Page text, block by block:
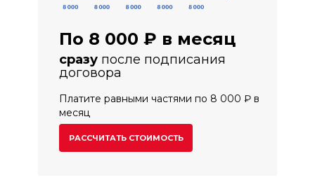
РАССЧИТАТЬ СТОИМОСТЬ
Платите равными частями по 8 000 ₽ в
месяц
сразу после подписания
договора
По 8 000 ₽ в месяц